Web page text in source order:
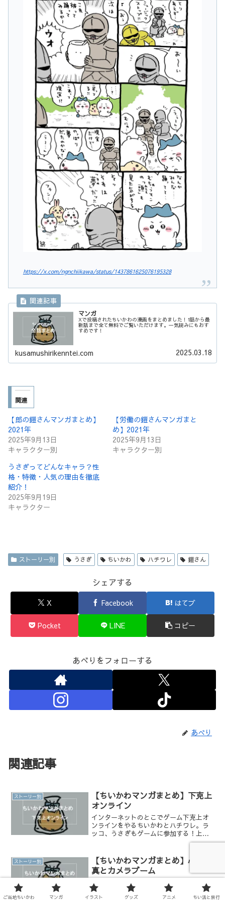
https://x.com/ngnchiikawa/status/1437861625076195328
マンガ
Xで投稿されたちいかわの漫画をまとめました！1話から最
新話まで全て無料でご覧いただけます。一気読みにもおす
すめです！
kusamushirikenntei.com 2025.03.18
関連
【郎の鎧さんマンガまとめ】
2021年
2025年9月13日
キャラクター別
【労働の鎧さんマンガまと
め】2021年
2025年9月13日
キャラクター別
うさぎってどんなキャラ？性
格・特徴・人気の理由を徹底
紹介！
2025年9月19日
キャラクター
ストーリー別 うさぎ ちいかわ ハチワレ 鎧さん
シェアする
X Facebook はてブ
Pocket LINE コピー
あべりをフォローする
あべり
関連記事
ストーリー別
【ちいかわマンガまとめ】下克上
オンライン
インターネットのとこでゲーム下克上オ
ンラインをやるちいかわとハチワレ。ラ
ッコ、うさぎもゲームに参加する！上位
ランカーになれるのは一体誰だ！
ストーリー別
【ちいかわマンガまとめ】心霊写
真とカメラブーム
ハチワレが撮った写真を現象したらなん
か映ってる？みんながカメラを楽しむお
はなし！
ご当地ちいかわ マンガ イラスト グッズ アニメ ちい活と旅行